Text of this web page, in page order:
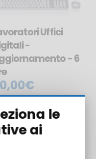
Uffici
-
- 6
le
ai